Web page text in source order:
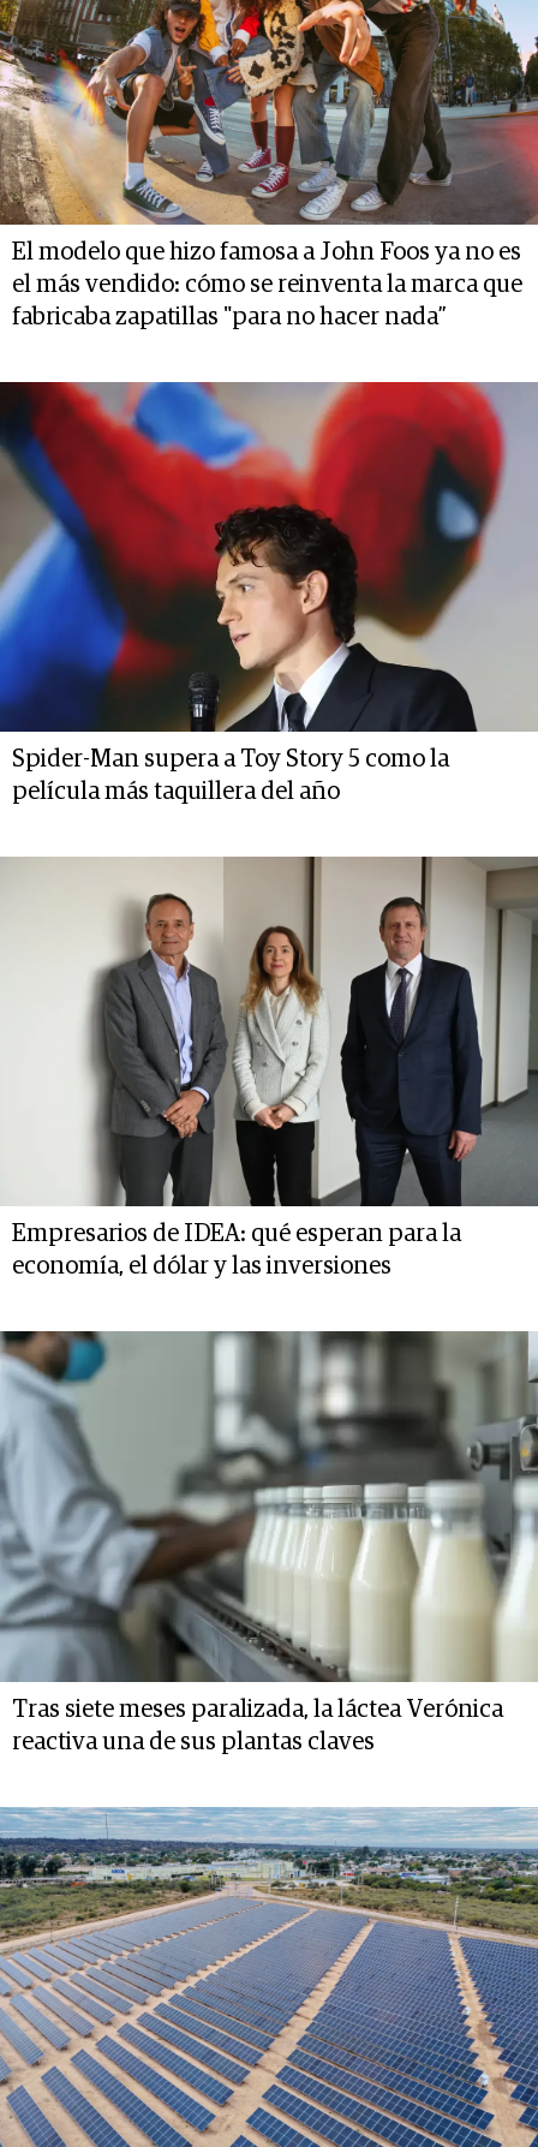
El modelo que hizo famosa a John Foos ya no es
el más vendido: cómo se reinventa la marca que
fabricaba zapatillas "para no hacer nada”
Spider-Man supera a Toy Story 5 como la
película más taquillera del año
Empresarios de IDEA: qué esperan para la
economía, el dólar y las inversiones
Tras siete meses paralizada, la láctea Verónica
reactiva una de sus plantas claves